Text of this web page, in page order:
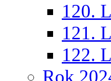
120.
121.
122.
Rok